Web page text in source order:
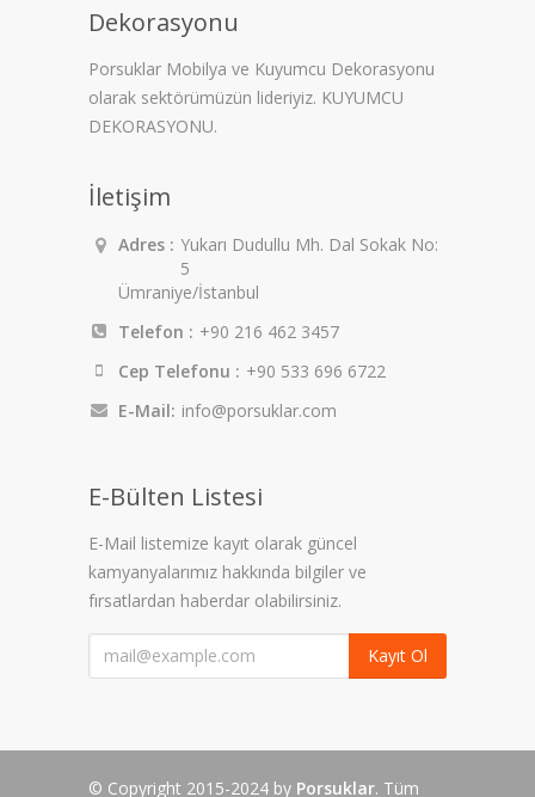
Dekorasyonu
Porsuklar Mobilya ve Kuyumcu Dekorasyonu
olarak sektörümüzün lideriyiz. KUYUMCU
DEKORASYONU.
İletişim
Adres : Yukarı Dudullu Mh. Dal Sokak No:
5
Ümraniye/İstanbul
Telefon : +90 216 462 3457
Cep Telefonu : +90 533 696 6722
E-Mail: info@porsuklar.com
E-Bülten Listesi
E-Mail listemize kayıt olarak güncel
kamyanyalarımız hakkında bilgiler ve
fırsatlardan haberdar olabilirsiniz.
Kayıt Ol
© Copyright 2015-2024 by Porsuklar. Tüm